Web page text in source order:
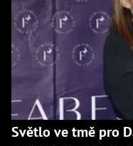
Světlo ve tmě pro